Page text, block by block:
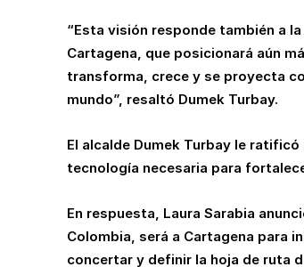
“Esta visión responde también a
Cartagena, que posicionará aún
transforma, crece y se proyecta
mundo”, resaltó Dumek Turbay.
El alcalde Dumek Turbay le
tecnología necesaria para
En respuesta, Laura Sarabia
Colombia, será a Cartagena para
concertar y definir la hoja de ruta